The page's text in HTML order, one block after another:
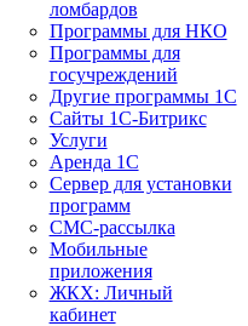
ломбардов
Программы для НКО
Программы для
госучреждений
Другие программы 1С
Сайты 1С-Битрикс
Услуги
Аренда 1С
Сервер для установки
программ
СМС-рассылка
Мобильные
приложения
ЖКХ: Личный
кабинет